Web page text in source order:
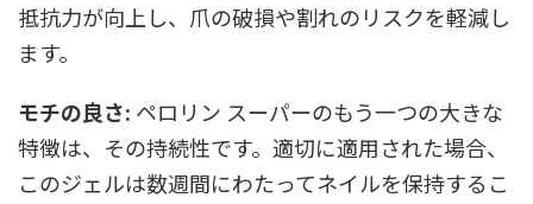
抵抗力が向上し、爪の破損や割れのリスクを軽減し
ます。
モチの良さ: ペロリン スーパーのもう一つの大きな
特徴は、その持続性です。適切に適用された場合、
このジェルは数週間にわたってネイルを保持するこ